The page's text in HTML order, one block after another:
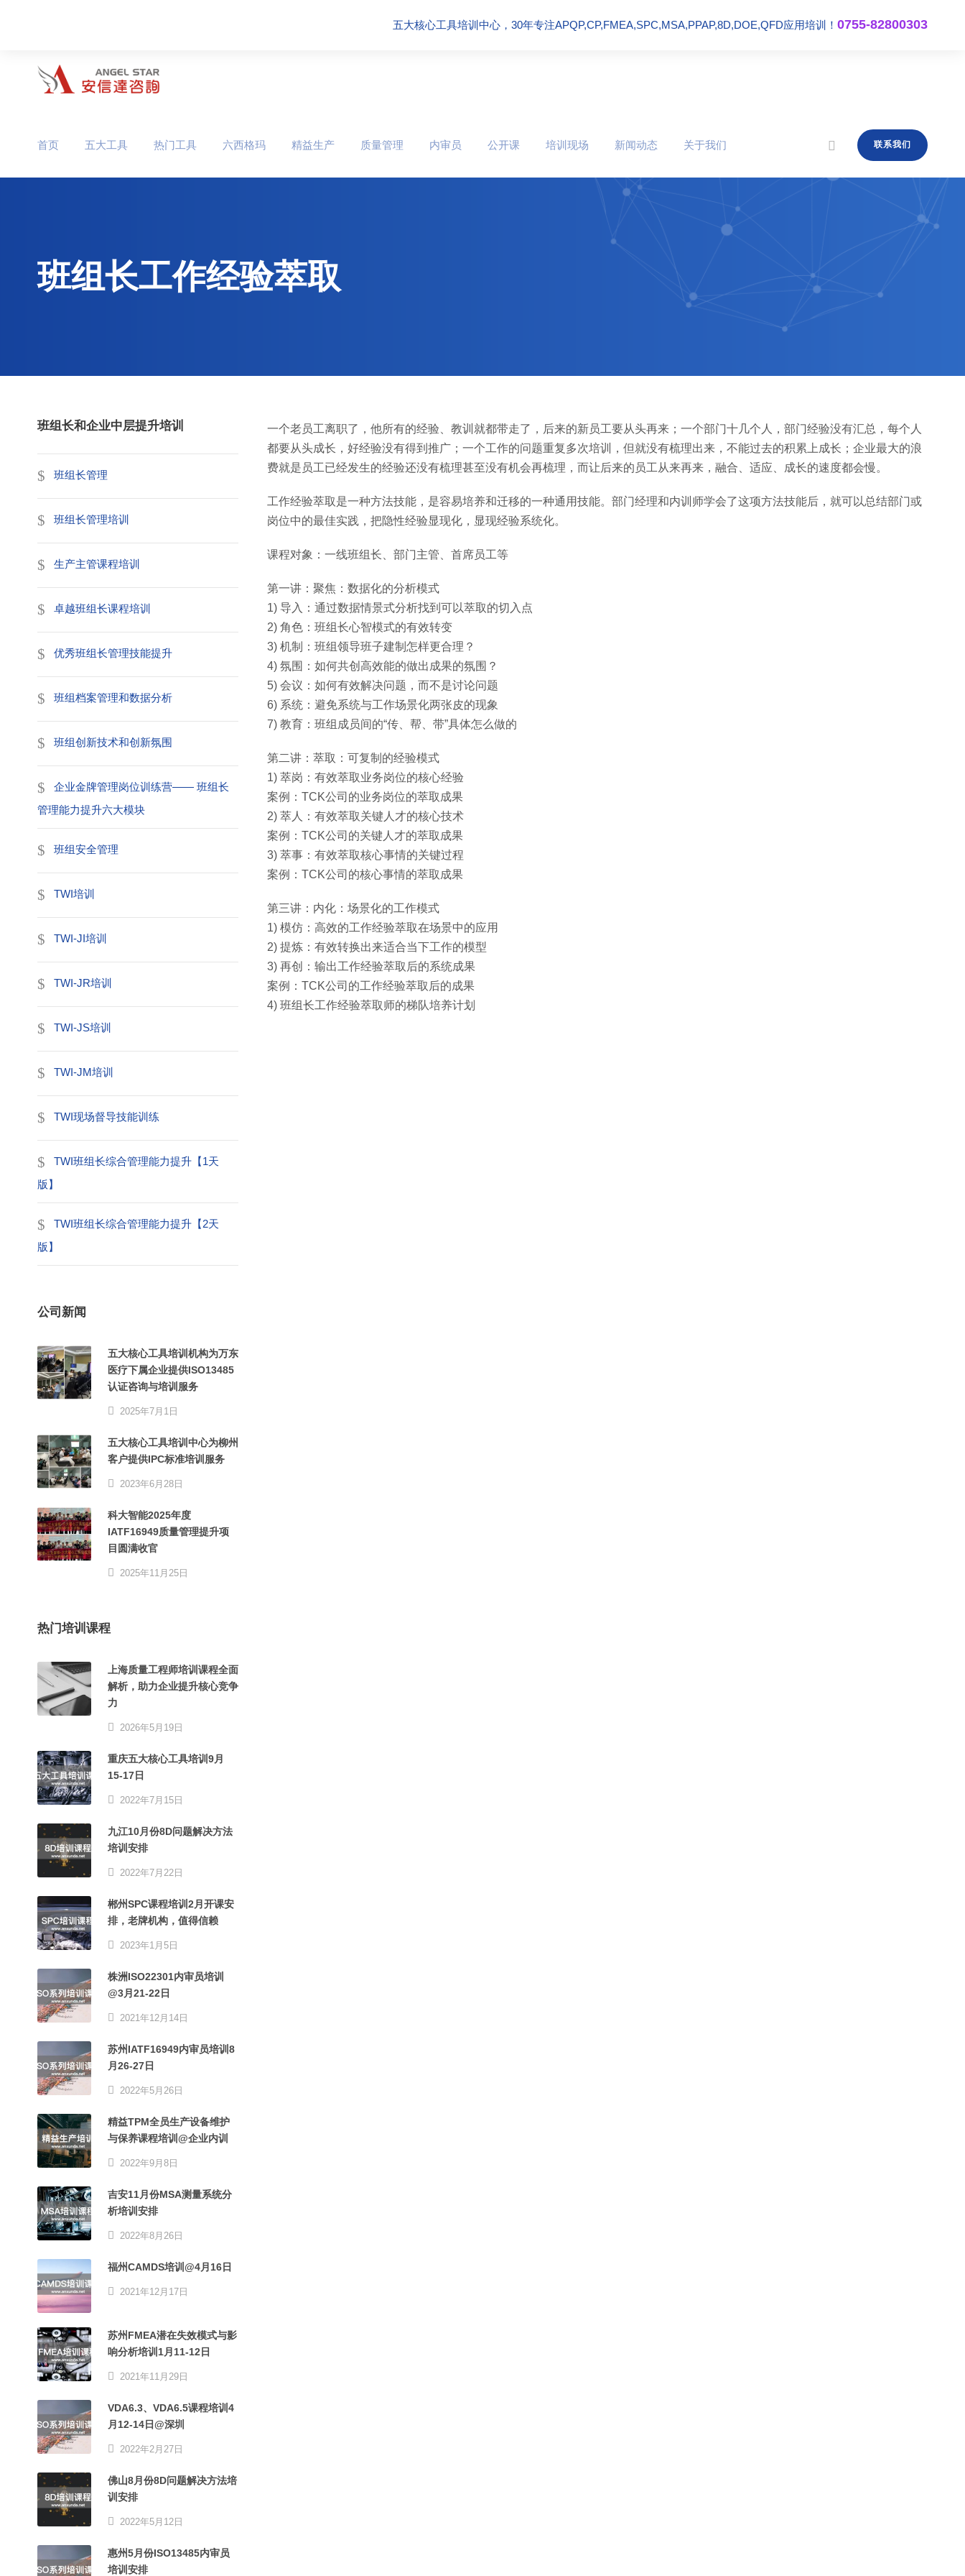
五大核心工具培训中心，30年专注APQP,CP,FMEA,SPC,MSA,PPAP,8D,DOE,QFD应用培训！ 0755-82800303
首页 五大工具 热门工具 六西格玛 精益生产 质量管理 内审员 公开课 培训现场 新闻动态 关于我们 联系我们
班组长工作经验萃取
一个老员工离职了，他所有的经验、教训就都带走了，后来的新员工要从头再来；一个部门十几个人，部门经验没有汇总，每个人
都要从头成长，好经验没有得到推广；一个工作的问题重复多次培训，但就没有梳理出来，不能过去的积累上成长；企业最大的浪
费就是员工已经发生的经验还没有梳理甚至没有机会再梳理，而让后来的员工从来再来，融合、适应、成长的速度都会慢。
工作经验萃取是一种方法技能，是容易培养和迁移的一种通用技能。部门经理和内训师学会了这项方法技能后，就可以总结部门或
岗位中的最佳实践，把隐性经验显现化，显现经验系统化。
课程对象：一线班组长、部门主管、首席员工等
第一讲：聚焦：数据化的分析模式
1) 导入：通过数据情景式分析找到可以萃取的切入点
2) 角色：班组长心智模式的有效转变
3) 机制：班组领导班子建制怎样更合理？
4) 氛围：如何共创高效能的做出成果的氛围？
5) 会议：如何有效解决问题，而不是讨论问题
6) 系统：避免系统与工作场景化两张皮的现象
7) 教育：班组成员间的“传、帮、带”具体怎么做的
第二讲：萃取：可复制的经验模式
1) 萃岗：有效萃取业务岗位的核心经验
案例：TCK公司的业务岗位的萃取成果
2) 萃人：有效萃取关键人才的核心技术
案例：TCK公司的关键人才的萃取成果
3) 萃事：有效萃取核心事情的关键过程
案例：TCK公司的核心事情的萃取成果
第三讲：内化：场景化的工作模式
1) 模仿：高效的工作经验萃取在场景中的应用
2) 提炼：有效转换出来适合当下工作的模型
3) 再创：输出工作经验萃取后的系统成果
案例：TCK公司的工作经验萃取后的成果
4) 班组长工作经验萃取师的梯队培养计划
班组长和企业中层提升培训
班组长管理
班组长管理培训
生产主管课程培训
卓越班组长课程培训
优秀班组长管理技能提升
班组档案管理和数据分析
班组创新技术和创新氛围
企业金牌管理岗位训练营—— 班组长
管理能力提升六大模块
班组安全管理
TWI培训
TWI-JI培训
TWI-JR培训
TWI-JS培训
TWI-JM培训
TWI现场督导技能训练
TWI班组长综合管理能力提升【1天
版】
TWI班组长综合管理能力提升【2天
版】
公司新闻
五大核心工具培训机构为万东
医疗下属企业提供ISO13485
认证咨询与培训服务
2025年7月1日
五大核心工具培训中心为柳州
客户提供IPC标准培训服务
2023年6月28日
科大智能2025年度
IATF16949质量管理提升项
目圆满收官
2025年11月25日
热门培训课程
上海质量工程师培训课程全面
解析，助力企业提升核心竞争
力
2026年5月19日
重庆五大核心工具培训9月
15-17日
2022年7月15日
九江10月份8D问题解决方法
培训安排
2022年7月22日
郴州SPC课程培训2月开课安
排，老牌机构，值得信赖
2023年1月5日
株洲ISO22301内审员培训
@3月21-22日
2021年12月14日
苏州IATF16949内审员培训8
月26-27日
2022年5月26日
精益TPM全员生产设备维护
与保养课程培训@企业内训
2022年9月8日
吉安11月份MSA测量系统分
析培训安排
2022年8月26日
福州CAMDS培训@4月16日
2021年12月17日
苏州FMEA潜在失效模式与影
响分析培训1月11-12日
2021年11月29日
VDA6.3、VDA6.5课程培训4
月12-14日@深圳
2022年2月27日
佛山8月份8D问题解决方法培
训安排
2022年5月12日
惠州5月份ISO13485内审员
培训安排